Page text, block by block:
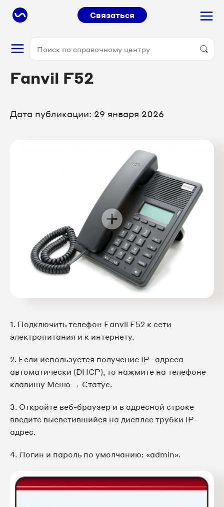
Связаться
Fanvil F52
Дата публикации: 29 января 2026
1. Подключить телефон Fanvil F52 к сети
электропитания и к интернету.
2. Если используется получение IP -адреса
автоматически (DHCP), то нажмите на телефоне
клавишу Меню → Статус.
3. Откройте веб-браузер и в адресной строке
введите высветившийся на дисплее трубки IP-
адрес.
4. Логин и пароль по умолчанию: «admin».